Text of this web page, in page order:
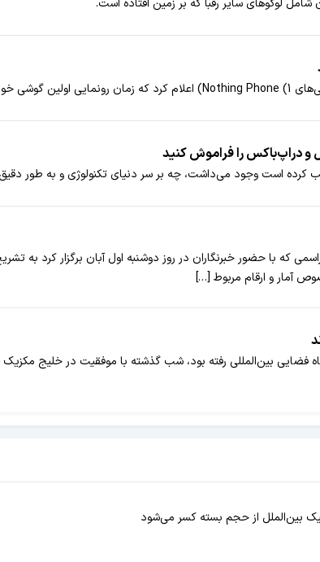
لوگوهای سایر رقبا که بر زمین افتاده است.
و دراپ‌باکس را فراموش کنید
کرده است وجود می‌داشت، چه بر سر دنیای تکنولوژی و به طور
که با حضور خبرنگاران در روز دوشنبه اول آبان برگزار کرد به
آمار و ارقام مربوط […]
بین‌المللی رفته بود، شب گذشته با موفقیت در خلیج مکزیک
بین‌الملل از حجم بسته کسر می‌شود